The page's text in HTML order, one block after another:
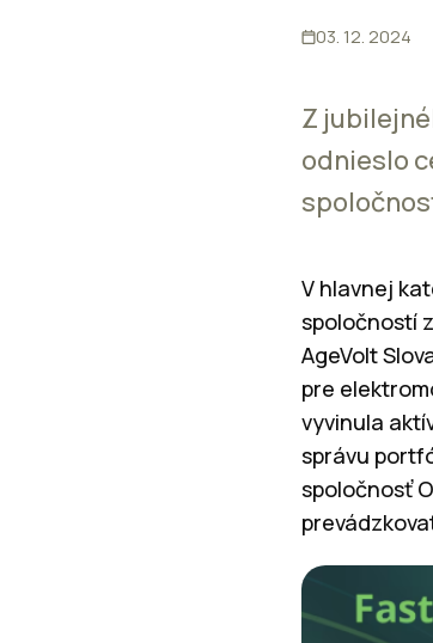
03. 12. 2024
Z
odnieslo
V hlavnej
spoločností
AgeVolt
pre
vyvinula
správu
spoločnosť